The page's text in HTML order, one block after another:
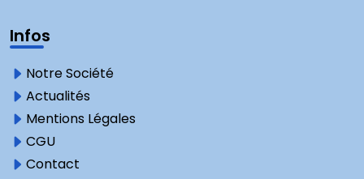
Infos
Notre Société
Actualités
Mentions Légales
CGU
Contact